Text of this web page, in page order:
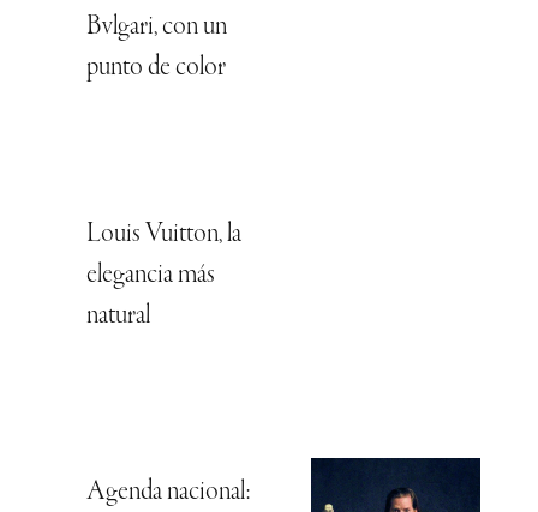
Bvlgari, con un
punto de color
Louis Vuitton, la
elegancia más
natural
Agenda nacional: